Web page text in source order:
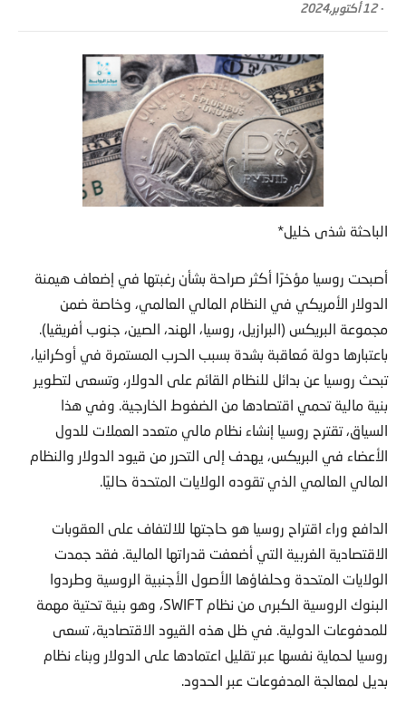
-12 أكتوبر,2024
الباحثة شذى خليل*
أصبحت روسيا مؤخرًا أكثر صراحة بشأن رغبتها في إضعاف هيمنة
الدولار الأمريكي في النظام المالي العالمي، وخاصة ضمن
مجموعة البريكس (البرازيل، روسيا، الهند، الصين، جنوب أفريقيا).
باعتبارها دولة مُعاقبة بشدة بسبب الحرب المستمرة في أوكرانيا،
تبحث روسيا عن بدائل للنظام القائم على الدولار، وتسعى لتطوير
بنية مالية تحمي اقتصادها من الضغوط الخارجية. وفي هذا
السياق، تقترح روسيا إنشاء نظام مالي متعدد العملات للدول
الأعضاء في البريكس، يهدف إلى التحرر من قيود الدولار والنظام
المالي العالمي الذي تقوده الولايات المتحدة حاليًا.
الدافع وراء اقتراح روسيا هو حاجتها للالتفاف على العقوبات
الاقتصادية الغربية التي أضعفت قدراتها المالية. فقد جمدت
الولايات المتحدة وحلفاؤها الأصول الأجنبية الروسية وطردوا
البنوك الروسية الكبرى من نظام SWIFT، وهو بنية تحتية مهمة
للمدفوعات الدولية. في ظل هذه القيود الاقتصادية، تسعى
روسيا لحماية نفسها عبر تقليل اعتمادها على الدولار وبناء نظام
بديل لمعالجة المدفوعات عبر الحدود.